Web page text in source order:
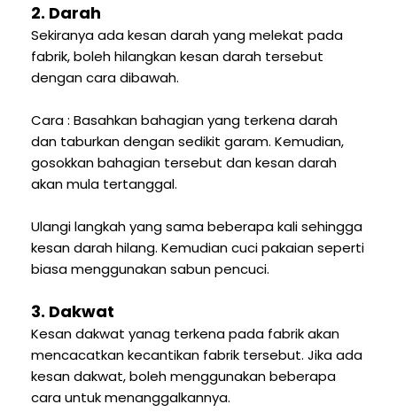
2. Darah
Sekiranya ada kesan darah yang melekat pada
fabrik, boleh hilangkan kesan darah tersebut
dengan cara dibawah.
Cara : Basahkan bahagian yang terkena darah
dan taburkan dengan sedikit garam. Kemudian,
gosokkan bahagian tersebut dan kesan darah
akan mula tertanggal.
Ulangi langkah yang sama beberapa kali sehingga
kesan darah hilang. Kemudian cuci pakaian seperti
biasa menggunakan sabun pencuci.
3. Dakwat
Kesan dakwat yanag terkena pada fabrik akan
mencacatkan kecantikan fabrik tersebut. Jika ada
kesan dakwat, boleh menggunakan beberapa
cara untuk menanggalkannya.